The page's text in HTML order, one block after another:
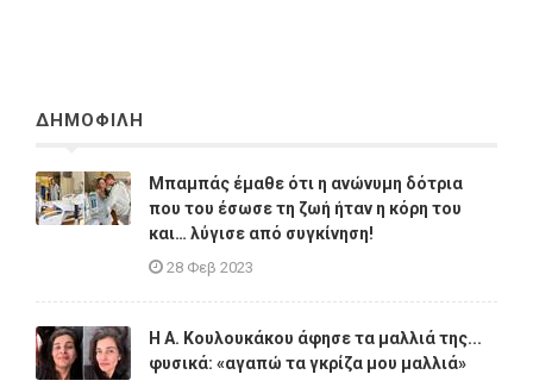
ΔΗΜΟΦΙΛΗ
Μπαμπάς έμαθε ότι η ανώνυμη δότρια
που του έσωσε τη ζωή ήταν η κόρη του
και… λύγισε από συγκίνηση!
28 Φεβ 2023
Η A. Κουλουκάκου άφησε τα μαλλιά της...
φυσικά: «αγαπώ τα γκρίζα μου μαλλιά»